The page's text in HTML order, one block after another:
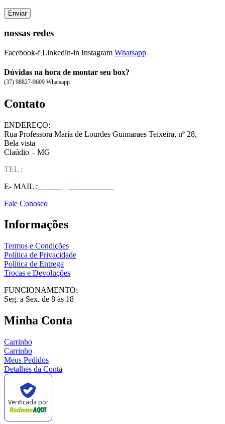
nossas redes
Facebook-f Linkedin-in Instagram Whatsapp
Dúvidas na hora de montar seu box?
(37) 98827-9609 Whatsapp
Contato
ENDEREÇO:
Rua Professora Maria de Lourdes Guimaraes Teixeira, nº 28,
Bela vista
Claúdio – MG
TEL :
E- MAIL :
Fale Conosco
Informações
Termos e Condições
Política de Privacidade
Política de Entrega
Trocas e Devoluções
FUNCIONAMENTO:
Seg. a Sex. de 8 às 18
Minha Conta
Carrinho
Carrinho
Meus Pedidos
Detalhes da Conta
Verificada por